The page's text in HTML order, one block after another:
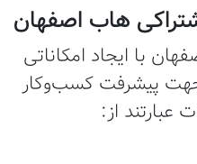
هاب اصفهان
با ایجاد امکاناتی
پیشرفت کسب‌وکار
از: